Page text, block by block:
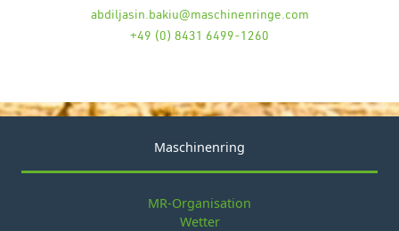
abdiljasin.bakiu@maschinenringe.com
+49 (0) 8431 6499-1260
Maschinenring
MR-Organisation
Wetter